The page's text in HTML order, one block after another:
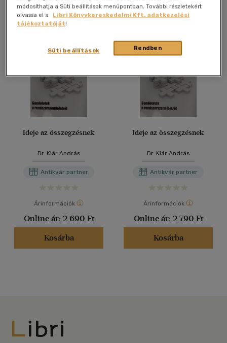
Antikvár könyv (2db)
Ideje az összegzésnek
Dr. Klár András
Antikvár partner
Árinformációk
Online ár: 2 690 Ft
Kosárba
Ideje az összegzésnek
Dr. Klár András
Antikvár partner
Árinformációk
Online ár: 2 790 Ft
Kosárba
Libri
módosíthatja a Süti beállítások menüpontban. További részletekért
olvassa el a
Libri Könyvkereskedelmi Kft. adatkezelési
tájékoztatóját!
Rendben
Süti beállítások